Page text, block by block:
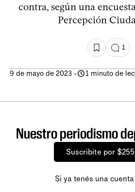
contra, según una
Percepción
1
9 de mayo de 2023 - 1 minuto de
Nuestro periodismo
Suscribite por
Si ya tenés una cuenta